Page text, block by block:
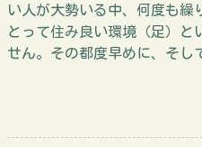
い人が大勢いる中、何度も繰
とって住み良い環境（足）と
せん。その都度早めに、そし